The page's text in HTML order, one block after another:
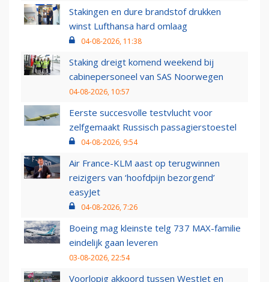
Stakingen en dure brandstof drukken
winst Lufthansa hard omlaag
04-08-2026, 11:38
Staking dreigt komend weekend bij
cabinepersoneel van SAS Noorwegen
04-08-2026, 10:57
Eerste succesvolle testvlucht voor
zelfgemaakt Russisch passagierstoestel
04-08-2026, 9:54
Air France-KLM aast op terugwinnen
reizigers van ‘hoofdpijn bezorgend’
easyJet
04-08-2026, 7:26
Boeing mag kleinste telg 737 MAX-familie
eindelijk gaan leveren
03-08-2026, 22:54
Voorlopig akkoord tussen WestJet en